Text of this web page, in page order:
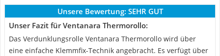
Unsere Bewertung: SEHR GUT
Unser Fazit für Ventanara Thermorollo:
Das Verdunklungsrolle Ventanara Thermorollo wird über
eine einfache Klemmfix-Technik angebracht. Es verfügt über